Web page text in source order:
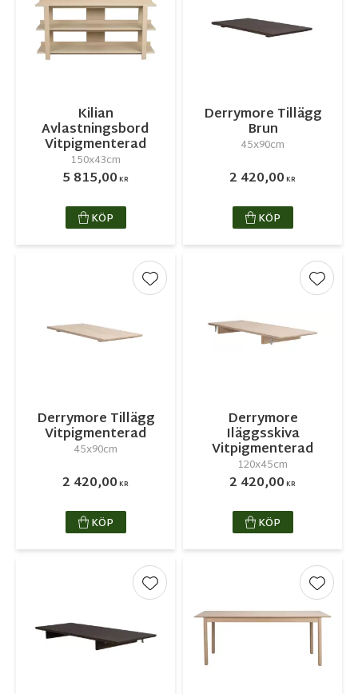
Kilian
Avlastningsbord
Vitpigmenterad
150x43cm
5 815,00KR
KÖP
Derrymore Tillägg
Brun
45x90cm
2 420,00KR
KÖP
Derrymore Tillägg
Vitpigmenterad
45x90cm
2 420,00KR
Lägg till i favoriter
KÖP
Derrymore
Iläggsskiva
Vitpigmenterad
120x45cm
2 420,00KR
Lägg
KÖP
Lägg till i favoriter Lägg